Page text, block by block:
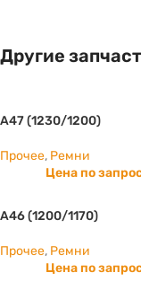
Другие
А47 (1230/1200)
Прочее, Ремни
Цена по
А46 (1200/1170)
Прочее, Ремни
Цена по